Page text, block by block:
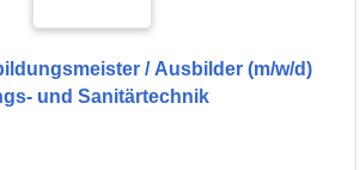
/ Ausbilder (m/w/d)
und Sanitärtechnik